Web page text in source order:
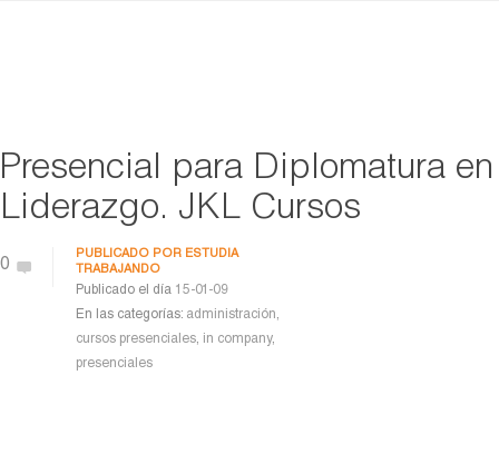
Presencial para Diplomatura en
Liderazgo. JKL Cursos
0
PUBLICADO POR ESTUDIA
TRABAJANDO
Publicado el día 15-01-09
En las categorías: administración,
cursos presenciales, in company,
presenciales